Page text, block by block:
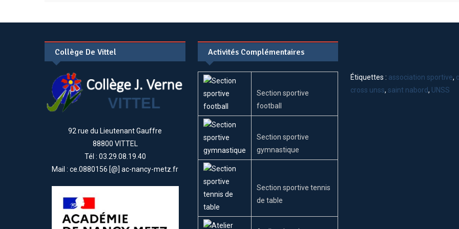
Collège De Vittel
92 rue du Lieutenant Gauffre
88800 VITTEL
Tél : 03.29.08.19.40
Mail : ce.0880156 [@] ac-nancy-metz.fr
Activités Complémentaires
Section sportive
football
Section sportive
gymnastique
Section sportive tennis
de table
Étiquettes : association sportive,
cross unss,saint nabord, UNSS